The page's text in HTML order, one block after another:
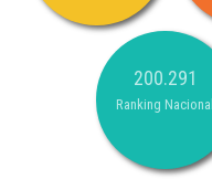
200.291
Ranking Nacional